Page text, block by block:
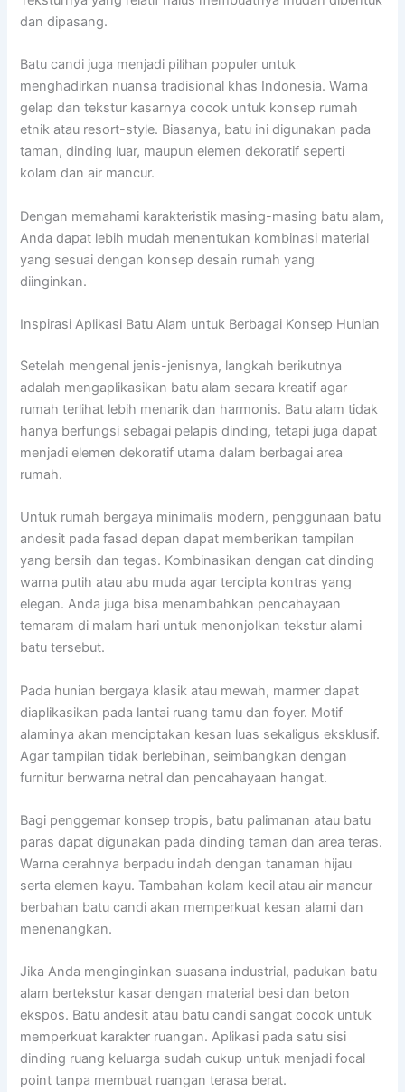
dan dipasang.
Batu candi juga menjadi pilihan populer untuk
menghadirkan nuansa tradisional khas Indonesia. Warna
gelap dan tekstur kasarnya cocok untuk konsep rumah
etnik atau resort-style. Biasanya, batu ini digunakan pada
taman, dinding luar, maupun elemen dekoratif seperti
kolam dan air mancur.
Dengan memahami karakteristik masing-masing batu alam,
Anda dapat lebih mudah menentukan kombinasi material
yang sesuai dengan konsep desain rumah yang
diinginkan.
Inspirasi Aplikasi Batu Alam untuk Berbagai Konsep Hunian
Setelah mengenal jenis-jenisnya, langkah berikutnya
adalah mengaplikasikan batu alam secara kreatif agar
rumah terlihat lebih menarik dan harmonis. Batu alam tidak
hanya berfungsi sebagai pelapis dinding, tetapi juga dapat
menjadi elemen dekoratif utama dalam berbagai area
rumah.
Untuk rumah bergaya minimalis modern, penggunaan batu
andesit pada fasad depan dapat memberikan tampilan
yang bersih dan tegas. Kombinasikan dengan cat dinding
warna putih atau abu muda agar tercipta kontras yang
elegan. Anda juga bisa menambahkan pencahayaan
temaram di malam hari untuk menonjolkan tekstur alami
batu tersebut.
Pada hunian bergaya klasik atau mewah, marmer dapat
diaplikasikan pada lantai ruang tamu dan foyer. Motif
alaminya akan menciptakan kesan luas sekaligus eksklusif.
Agar tampilan tidak berlebihan, seimbangkan dengan
furnitur berwarna netral dan pencahayaan hangat.
Bagi penggemar konsep tropis, batu palimanan atau batu
paras dapat digunakan pada dinding taman dan area teras.
Warna cerahnya berpadu indah dengan tanaman hijau
serta elemen kayu. Tambahan kolam kecil atau air mancur
berbahan batu candi akan memperkuat kesan alami dan
menenangkan.
Jika Anda menginginkan suasana industrial, padukan batu
alam bertekstur kasar dengan material besi dan beton
ekspos. Batu andesit atau batu candi sangat cocok untuk
memperkuat karakter ruangan. Aplikasi pada satu sisi
dinding ruang keluarga sudah cukup untuk menjadi focal
point tanpa membuat ruangan terasa berat.